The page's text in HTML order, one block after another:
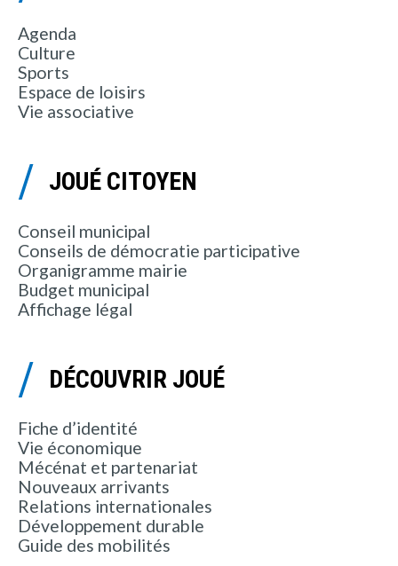
Agenda
Culture
Sports
Espace de loisirs
Vie associative
JOUÉ CITOYEN
Conseil municipal
Conseils de démocratie participative
Organigramme mairie
Budget municipal
Affichage légal
DÉCOUVRIR JOUÉ
Fiche d’identité
Vie économique
Mécénat et partenariat
Nouveaux arrivants
Relations internationales
Développement durable
Guide des mobilités